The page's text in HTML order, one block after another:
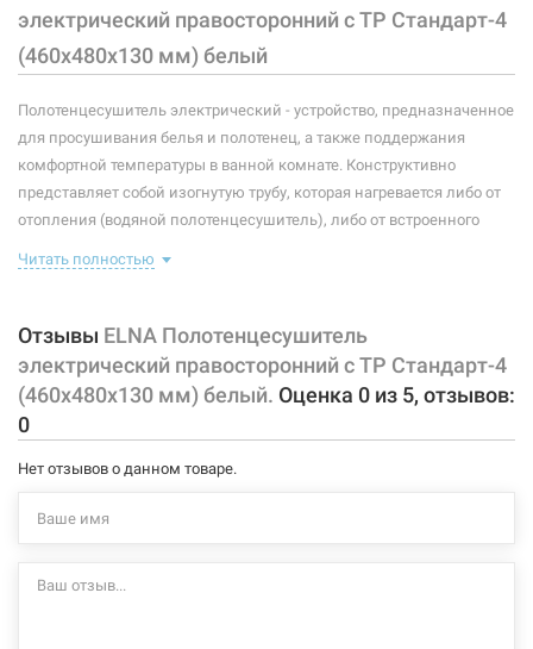
Высота: 460 мм
Мощность: -
Тип крепления: стационарный
Тип подключения: правосторонний
Материал корпуса:
электрический правосторонний с ТР Стандарт-4
(460х480х130 мм) белый
Полотенцесушитель электрический - устройство, предназначенное
для просушивания белья и полотенец, а также поддержания
комфортной температуры в ванной комнате. Конструктивно
представляет собой изогнутую трубу, которая нагревается либо от
отопления (водяной полотенцесушитель), либо от встроенного
правильно подобранный полотенцесушитель станет
Характеристики и конфигурация изделия, а также комплектация
товара могут изменяться производителем без уведомления. За
внесенные производителем изменения, магазин ответственности
не несет.
Читать полностью
Отзывы ELNA Полотенцесушитель
электрический правосторонний с ТР Стандарт-4
(460х480х130 мм) белый. Оценка 0 из 5, отзывов:
0
Нет отзывов о данном товаре.